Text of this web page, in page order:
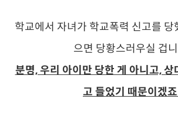
학교에서 자녀가 학교폭력 신고를 당
으면 당황스러우실 겁
분명, 우리 아이만 당한 게 아니고,
고 들었기 때문이겠